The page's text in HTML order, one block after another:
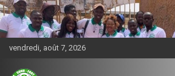
Aller
au
contenu
vendredi, août 7, 2026